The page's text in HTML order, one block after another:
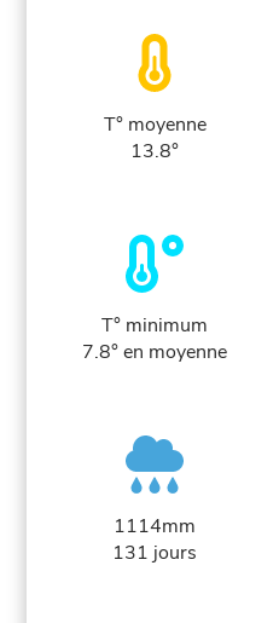
T° moyenne
13.8°
T° minimum
7.8° en moyenne
1114mm
131 jours